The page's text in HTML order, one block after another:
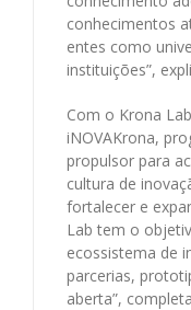
conhecimentos
entes como
instituições”,
Com o Krona
iNOVAKrona,
propulsor para
cultura de
fortalecer e
Lab tem o
ecossistema de
parcerias,
aberta”,